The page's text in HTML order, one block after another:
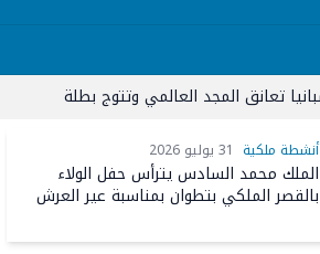
أنشطة ملكية 31 يوليو 2026
الملك محمد السادس يترأس حفل الولاء
بالقصر الملكي بتطوان بمناسبة عير العرش